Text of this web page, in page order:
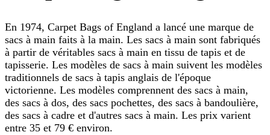
En 1974, Carpet Bags of England a lancé une marque de
sacs à main faits à la main. Les sacs à main sont fabriqués
à partir de véritables sacs à main en tissu de tapis et de
tapisserie. Les modèles de sacs à main suivent les modèles
traditionnels de sacs à tapis anglais de l'époque
victorienne. Les modèles comprennent des sacs à main,
des sacs à dos, des sacs pochettes, des sacs à bandoulière,
des sacs à cadre et d'autres sacs à main. Les prix varient
entre 35 et 79 € environ.